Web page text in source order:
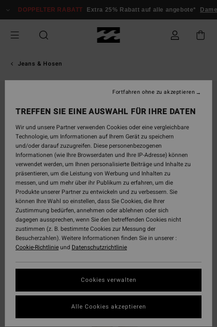
zur
springen
DOPPELTER RABATT Extra 25% Rabatt auf alle angebote* Damen
Jeans & Hosen
TREFFEN SIE EINE AUSWAHL FÜR IHRE DATEN
Wir und unsere Partner verwenden Cookies oder eine vergleichbare
Technologie, um Informationen auf Ihrem Gerät zu speichern
und/oder darauf zuzugreifen. Diese personenbezogenen
Informationen (wie Ihre Browserdaten und Ihre IP-Adresse) können
verwendet werden, um Ihnen personalisierte Beiträge und Inhalte zu
präsentieren, um die Leistung von Werbung und Inhalten zu
messen, und um mehr über ihr Publikum zu erfahren, um die
Produkte unserer Partner zu entwickeln und zu verbessern. Sie
können Ihre Wahl so einstellen, dass Sie Cookies, die Ihrer
Zustimmung bedürfen, annehmen oder ablehnen oder sich
dagegen aussprechen, wenn Sie den betreffenden Cookies nicht
zustimmen (z. B. bestimmte Cookies zur Messung der
Besucherzahlen). Weitere Informationen finden Sie in unserer :
Cookie-Richtlinieund Datenschutzrichtlinie
Cookies verwalten
Fortfahren ohne zu akzeptieren
Alle Cookies akzeptieren